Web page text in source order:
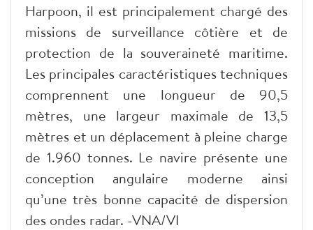
Harpoon, il est principalement chargé des
missions de surveillance côtière et de
protection de la souveraineté maritime.
Les principales caractéristiques techniques
comprennent une longueur de 90,5
mètres, une largeur maximale de 13,5
mètres et un déplacement à pleine charge
de 1.960 tonnes. Le navire présente une
conception angulaire moderne ainsi
qu’une très bonne capacité de dispersion
des ondes radar. -VNA/VI